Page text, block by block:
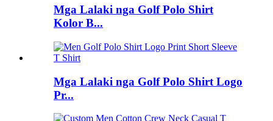
Mga Lalaki nga Golf Polo Shirt
Kolor B...
Mga Lalaki nga Golf Polo Shirt Logo
Pr...